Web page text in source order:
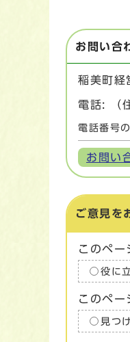
お問い合
稲美町経
電話: （
電話番号
お問い
ご意見を
このペー
役に
このペー
見つ